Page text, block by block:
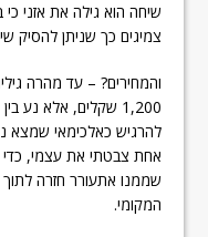
צמיגים כך שניתן להסיק
להרגיש כאלכימאי שמצא
אחת צבטתי את עצמי, כדי
שממנו אתעורר חזרה
המקומי.